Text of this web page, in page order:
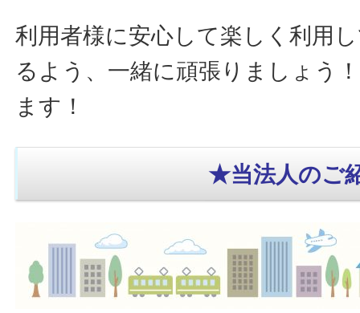
利用者様に安心して楽しく利用
るよう、一緒に頑張りましょう
ます！
★当法人のご